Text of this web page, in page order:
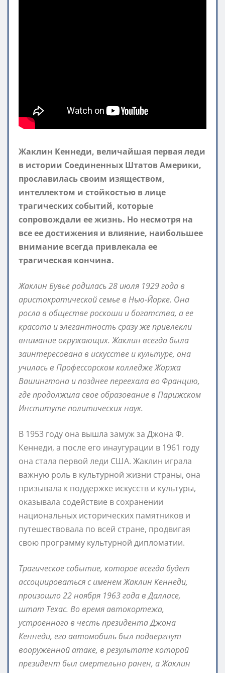
Жаклин Кеннеди, величайшая первая леди
в истории Соединенных Штатов Америки,
прославилась своим изяществом,
интеллектом и стойкостью в лице
трагических событий, которые
сопровождали ее жизнь. Но несмотря на
все ее достижения и влияние, наибольшее
внимание всегда привлекала ее
трагическая кончина.
Жаклин Бувье родилась 28 июля 1929 года в
аристократической семье в Нью-Йорке. Она
росла в обществе роскоши и богатства, а ее
красота и элегантность сразу же привлекли
внимание окружающих. Жаклин всегда была
заинтересована в искусстве и культуре, она
училась в Профессорском колледже Жоржа
Вашингтона и позднее переехала во Францию,
где продолжила свое образование в Парижском
Институте политических наук.
В 1953 году она вышла замуж за Джона Ф.
Кеннеди, а после его инаугурации в 1961 году
она стала первой леди США. Жаклин играла
важную роль в культурной жизни страны, она
призывала к поддержке искусств и культуры,
оказывала содействие в сохранении
национальных исторических памятников и
путешествовала по всей стране, продвигая
свою программу культурной дипломатии.
Трагическое событие, которое всегда будет
ассоциироваться с именем Жаклин Кеннеди,
произошло 22 ноября 1963 года в Далласе,
штат Техас. Во время автокортежа,
устроенного в честь президента Джона
Кеннеди, его автомобиль был подвергнут
вооруженной атаке, в результате которой
президент был смертельно ранен, а Жаклин